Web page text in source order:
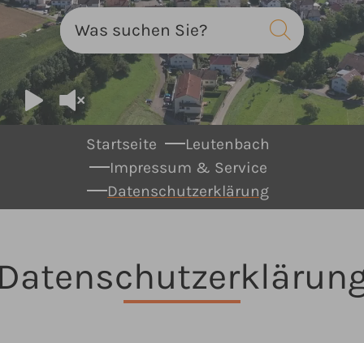
Startseite
Leutenbach
Impressum & Service
Datenschutzerklärung